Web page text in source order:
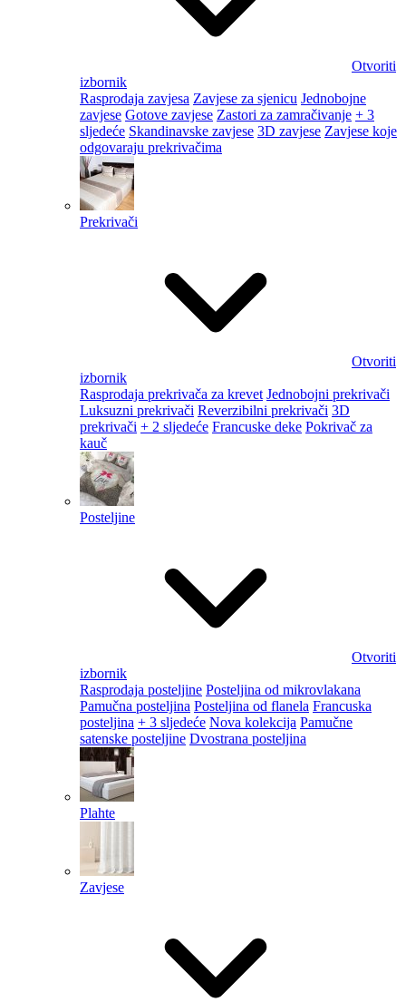
Otvoriti
izbornik
Rasprodaja zavjesa Zavjese za sjenicu Jednobojne
zavjese Gotove zavjese Zastori za zamračivanje + 3
sljedeće Skandinavske zavjese 3D zavjese Zavjese koje
odgovaraju prekrivačima
Prekrivači
Otvoriti
izbornik
Rasprodaja prekrivača za krevet Jednobojni prekrivači
Luksuzni prekrivači Reverzibilni prekrivači 3D
prekrivači + 2 sljedeće Francuske deke Pokrivač za
kauč
Posteljine
Otvoriti
izbornik
Rasprodaja posteljine Posteljina od mikrovlakana
Pamučna posteljina Posteljina od flanela Francuska
posteljina + 3 sljedeće Nova kolekcija Pamučne
satenske posteljine Dvostrana posteljina
Plahte
Zavjese